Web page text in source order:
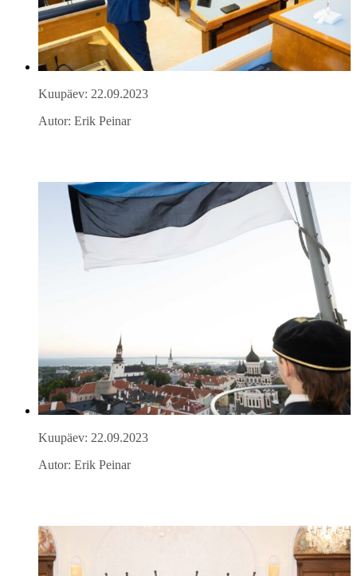
Kuupäev: 22.09.2023
Autor: Erik Peinar
Kuupäev: 22.09.2023
Autor: Erik Peinar